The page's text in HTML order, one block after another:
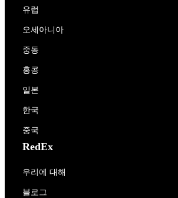
유럽
오세아니아
중동
홍콩
일본
한국
중국
RedEx
우리에 대해
블로그